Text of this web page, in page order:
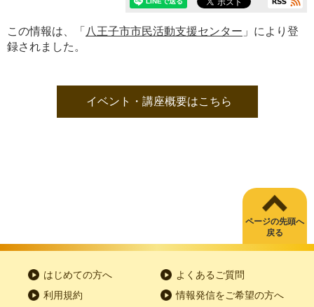
この情報は、「 八王子市市民活動支援センター 」により登
録されました。
イベント・講座概要はこちら
ページの先頭へ
戻る
はじめての方へ
よくあるご質問
利用規約
情報発信をご希望の方へ